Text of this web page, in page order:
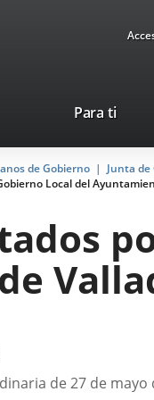
Para ti
de Gobierno Junta de
Local del
de 27 de mayo